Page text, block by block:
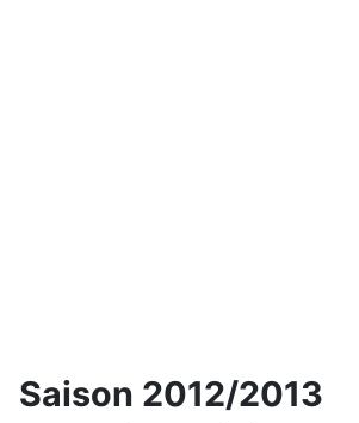
Saison 2012/2013